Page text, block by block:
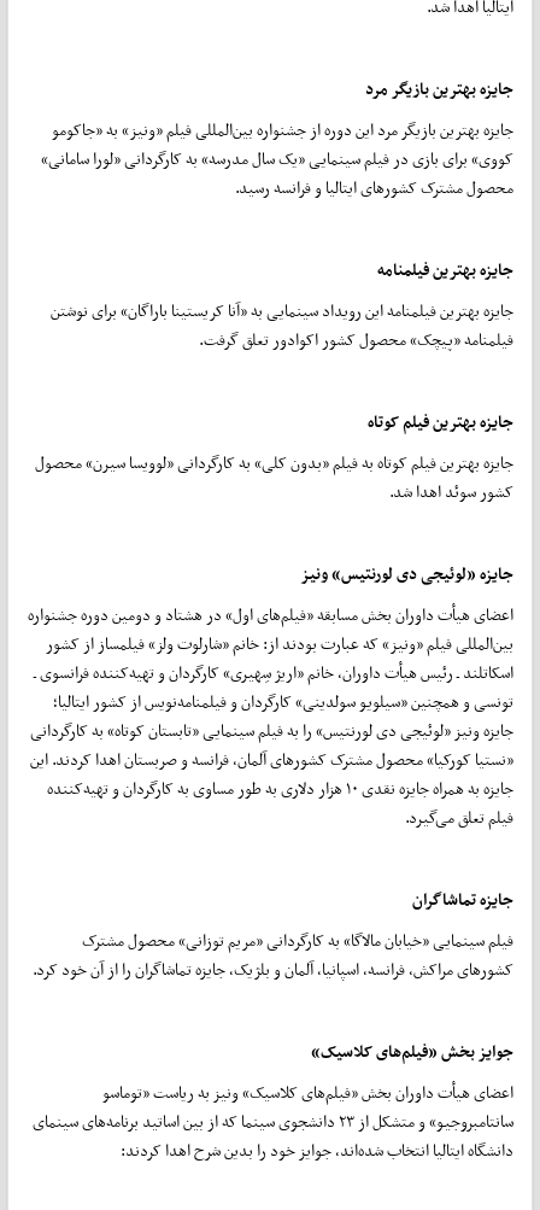
ایتالیا اهدا شد.
جایزه بهترین بازیگر مرد
جایزه بهترین بازیگر مرد این دوره از جشنواره بین‌المللی فیلم «ونیز» به «جاکومو
کووی» برای بازی در فیلم سینمایی «یک سال مدرسه» به کارگردانی «لورا سامانی»
محصول مشترک کشورهای ایتالیا و فرانسه رسید.
جایزه بهترین فیلمنامه
جایزه بهترین فیلمنامه این رویداد سینمایی به «آنا کریستینا باراگان» برای نوشتن
فیلمنامه «پیچک» محصول کشور اکوادور تعلق گرفت.
جایزه بهترین فیلم کوتاه
جایزه بهترین فیلم کوتاه به فیلم «بدون کلی» به کارگردانی «لوویسا سیرن» محصول
کشور سوئد اهدا شد.
جایزه «لوئیجی دی لورنتیس» ونیز
اعضای هیأت داوران بخش مسابقه «فیلم‌های اول» در هشتاد و دومین دوره‌ جشنواره
بین‌المللی فیلم «ونیز» که عبارت بودند از: خانم «شارلوت ولز» فیلمساز از کشور
اسکاتلند ـ رئیس هیأت داوران، خانم «اریژ سِهیری» کارگردان و تهیه‌کننده فرانسوی ـ
تونسی و همچنین «سیلویو سولدینی» کارگردان و فیلمنامه‌نویس از کشور ایتالیا؛
جایزه ونیز «لوئیجی دی لورنتیس» را به فیلم سینمایی «تابستان کوتاه» به کارگردانی
«نستیا کورکیا» محصول مشترک کشورهای آلمان، فرانسه و صربستان اهدا کردند. این
جایزه به همراه جایزه نقدی ۱۰ هزار دلاری به طور مساوی به کارگردان و تهیه‌کننده
فیلم تعلق می‌گیرد.
جایزه تماشاگران
فیلم سینمایی «خیابان مالاگا» به کارگردانی «مریم توزانی» محصول مشترک
کشورهای مراکش، فرانسه، اسپانیا، آلمان و بلژیک، جایزه تماشاگران را از آن خود کرد.
جوایز بخش «فیلم‌های کلاسیک»
اعضای هیأت داوران بخش «فیلم‌های کلاسیک» ونیز به ریاست «توماسو
سانتامبروجیو» و متشکل از ۲۳ دانشجوی سینما که از بین اساتید برنامه‌های سینمای
دانشگاه ایتالیا انتخاب شده‌اند، جوایز خود را بدین شرح اهدا کردند: